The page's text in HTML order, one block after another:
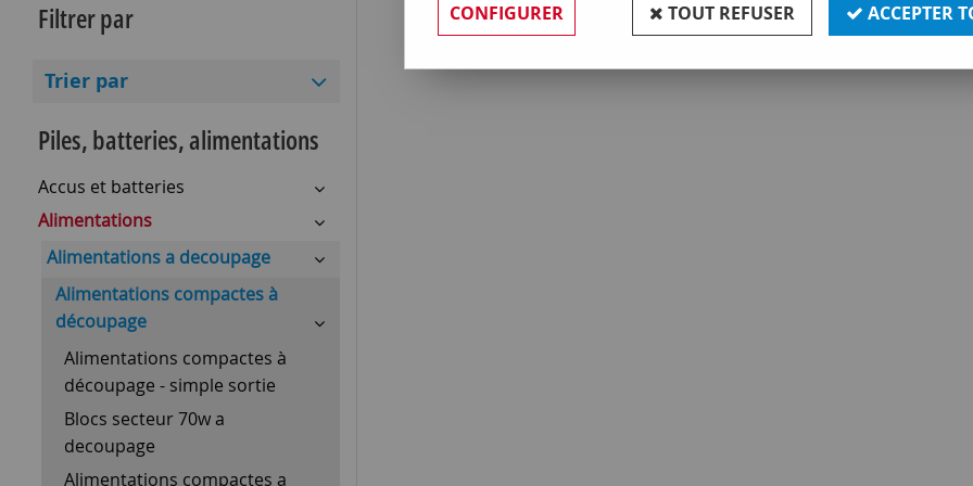
Filtrer par
Trier par
Piles, batteries, alimentations
Accus et batteries
Alimentations
Alimentations a decoupage
Alimentations compactes à
découpage
Alimentations compactes à
découpage - simple sortie
Blocs secteur 70w a
decoupage
Alimentations compactes a
CONFIGURER TOUT REFUSER ACCEPTER